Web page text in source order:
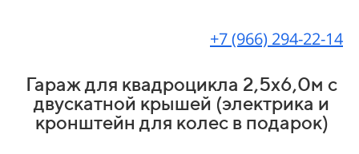
+7 (966) 294-22-14
Гараж для квадроцикла 2,5х6,0м с
двускатной крышей (электрика и
кронштейн для колес в подарок)